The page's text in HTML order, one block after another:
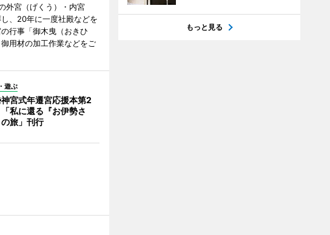
外宮（げくう）・内宮
し、20年に一度社殿などを
行事「御木曳（おきひ
用材の加工作業などをご
遊ぶ
宮式年遷宮応援本第2
私に還る『お伊勢さ
旅」刊行
もっと見る